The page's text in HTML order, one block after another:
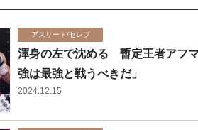
アスリート/セレブ
渾身の左で沈める 暫定王者アフ
強は最強と戦うべきだ」
2024.12.15